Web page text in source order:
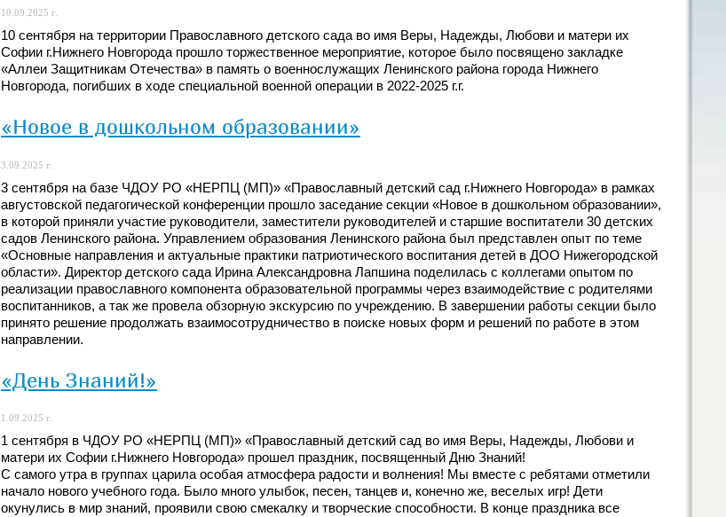
10.09.2025 г.
10 сентября на территории Православного детского сада во имя Веры, Надежды, Любови и матери их
Софии г.Нижнего Новгорода прошло торжественное мероприятие, которое было посвящено закладке
«Аллеи Защитникам Отечества» в память о военнослужащих Ленинского района города Нижнего
Новгорода, погибших в ходе специальной военной операции в 2022-2025 г.г.
«Новое в дошкольном образовании»
3.09.2025 г.
3 сентября на базе ЧДОУ РО «НЕРПЦ (МП)» «Православный детский сад г.Нижнего Новгорода» в рамках
августовской педагогической конференции прошло заседание секции «Новое в дошкольном образовании»,
в которой приняли участие руководители, заместители руководителей и старшие воспитатели 30 детских
садов Ленинского района. Управлением образования Ленинского района был представлен опыт по теме
«Основные направления и актуальные практики патриотического воспитания детей в ДОО Нижегородской
области». Директор детского сада Ирина Александровна Лапшина поделилась с коллегами опытом по
реализации православного компонента образовательной программы через взаимодействие с родителями
воспитанников, а так же провела обзорную экскурсию по учреждению. В завершении работы секции было
принято решение продолжать взаимосотрудничество в поиске новых форм и решений по работе в этом
направлении.
«День Знаний!»
1.09.2025 г.
1 сентября в ЧДОУ РО «НЕРПЦ (МП)» «Православный детский сад во имя Веры, Надежды, Любови и
матери их Софии г.Нижнего Новгорода» прошел праздник, посвященный Дню Знаний!
С самого утра в группах царила особая атмосфера радости и волнения! Мы вместе с ребятами отметили
начало нового учебного года. Было много улыбок, песен, танцев и, конечно же, веселых игр! Дети
окунулись в мир знаний, проявили свою смекалку и творческие способности. В конце праздника все